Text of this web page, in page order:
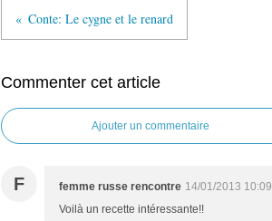
Conte: Le cygne et le renard
Commenter cet article
Ajouter un commentaire
F femme russe rencontre 14/01/2013 10:09
Voilà un recette intéressante!!